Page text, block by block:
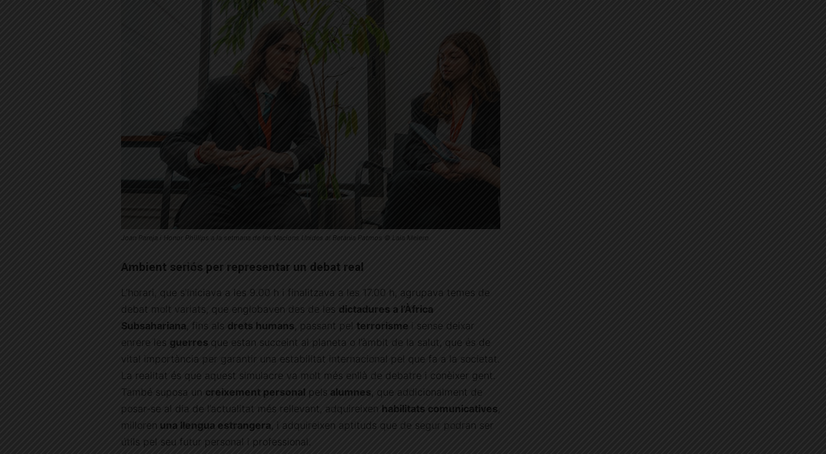
Joan Pareja i Honor Phillips a la setmana de les Nacions Unides al Betània Patmos © Laia Melero
Ambient seriós per representar un debat real
L’horari, que s’iniciava a les 9.00 h i finalitzava a les 17.00 h, agrupava temes de
debat molt variats, que englobaven des de les dictadures a l’Àfrica
Subsahariana, fins als drets humans , passant pel terrorisme i sense deixar
enrere les guerres que estan succeint al planeta o l’àmbit de la salut, que és de
vital importància per garantir una estabilitat internacional pel que fa a la societat.
La realitat és que aquest simulacre va molt més enllà de debatre i conèixer gent.
També suposa un creixement personal pels alumnes, que addicionalment de
posar-se al dia de l’actualitat més rellevant, adquireixen habilitats comunicatives,
milloren una llengua estrangera, i adquireixen aptituds que de segur podran ser
útils pel seu futur personal i professional.